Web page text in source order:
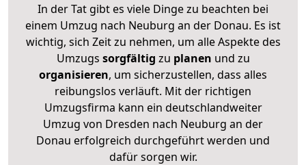
In der Tat gibt es viele Dinge zu beachten bei
einem Umzug nach Neuburg an der Donau. Es ist
wichtig, sich Zeit zu nehmen, um alle Aspekte des
Umzugs sorgfältig zu planen und zu
organisieren, um sicherzustellen, dass alles
reibungslos verläuft. Mit der richtigen
Umzugsfirma kann ein deutschlandweiter
Umzug von Dresden nach Neuburg an der
Donau erfolgreich durchgeführt werden und
dafür sorgen wir.